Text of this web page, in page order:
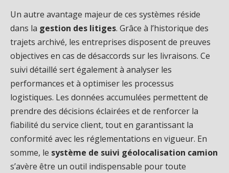
Un autre avantage majeur de ces systèmes réside
dans la gestion des litiges. Grâce à l’historique des
trajets archivé, les entreprises disposent de preuves
objectives en cas de désaccords sur les livraisons. Ce
suivi détaillé sert également à analyser les
performances et à optimiser les processus
logistiques. Les données accumulées permettent de
prendre des décisions éclairées et de renforcer la
fiabilité du service client, tout en garantissant la
conformité avec les réglementations en vigueur. En
somme, le système de suivi géolocalisation camion
s’avère être un outil indispensable pour toute